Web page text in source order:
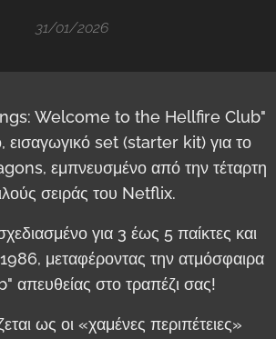
31/01/2026
Welcome to the Hellfire Club"
εισαγωγικό set (starter kit) για το
εμπνευσμένο από την τέταρτη
σειράς του Netflix.
για 3 έως 5 παίκτες και
1986, μεταφέροντας την ατμόσφαιρα
απευθείας στο τραπέζι σας!
ως οι «χαμένες περιπέτειες»